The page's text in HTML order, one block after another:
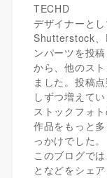
TECHD
デザイナーと
Shutterstock、
ンパーツを投
から、他のス
ました。投稿
しずつ増えてい
ストックフォ
作品をもっと
っかけでした。
このブログで
となどをシェア